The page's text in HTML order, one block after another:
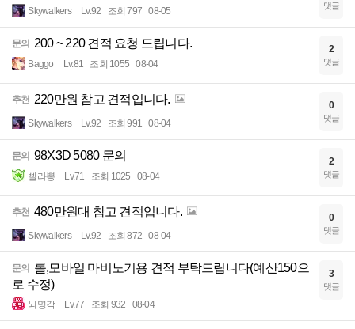
Skywalkers Lv.92 조회 797 08-05 댓글
문의 200 ~ 220 견적 요청 드립니다.
Baggo Lv.81 조회 1055 08-04
2
댓글
추천 220만원 참고 견적입니다.
Skywalkers Lv.92 조회 991 08-04
0
댓글
문의 98X3D 5080 문의
삘라뽕 Lv.71 조회 1025 08-04
2
댓글
추천 480만원대 참고 견적입니다.
Skywalkers Lv.92 조회 872 08-04
0
댓글
문의
롤,모바일 마비노기용 견적 부탁드립니다(예산150으
로 수정)
뇌명각 Lv.77 조회 932 08-04
3
댓글